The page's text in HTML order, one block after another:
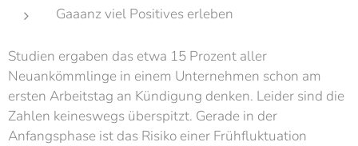
Gaaanz viel Positives erleben
Studien ergaben das etwa 15 Prozent aller
Neuankömmlinge in einem Unternehmen schon am
ersten Arbeitstag an Kündigung denken. Leider sind die
Zahlen keineswegs überspitzt. Gerade in der
Anfangsphase ist das Risiko einer Frühfluktuation